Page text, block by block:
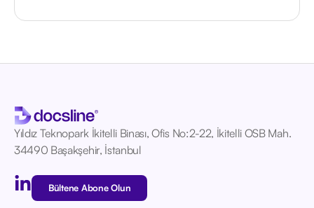
Yıldız Teknopark İkitelli Binası, Ofis No:2-22, İkitelli OSB Mah.
34490 Başakşehir, İstanbul
Bültene Abone Olun